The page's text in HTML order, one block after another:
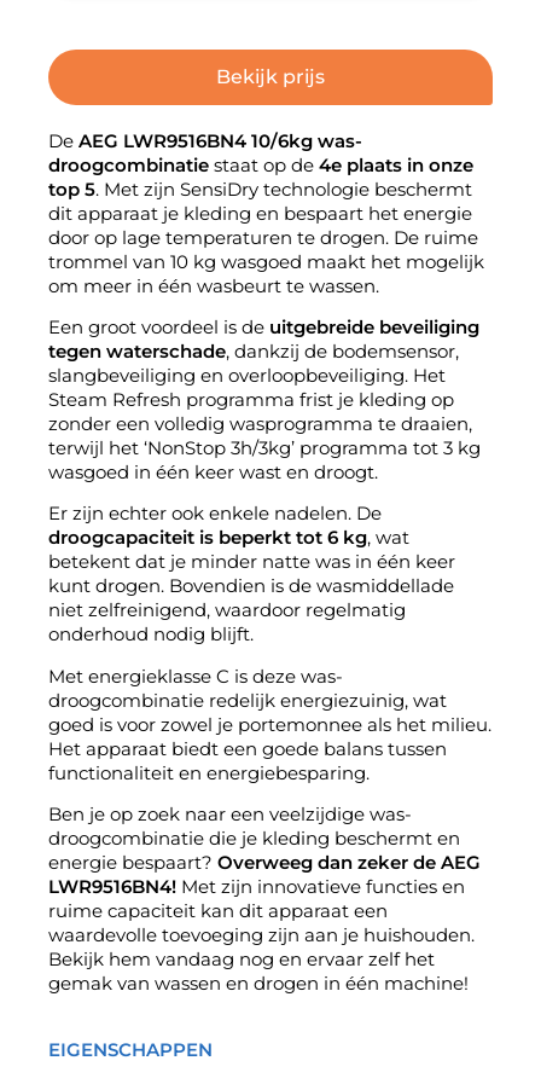
Bekijk prijs
De AEG LWR9516BN4 10/6kg was-
droogcombinatie staat op de 4e plaats in onze
top 5. Met zijn SensiDry technologie beschermt
dit apparaat je kleding en bespaart het energie
door op lage temperaturen te drogen. De ruime
trommel van 10 kg wasgoed maakt het mogelijk
om meer in één wasbeurt te wassen.
Een groot voordeel is de uitgebreide beveiliging
tegen waterschade, dankzij de bodemsensor,
slangbeveiliging en overloopbeveiliging. Het
Steam Refresh programma frist je kleding op
zonder een volledig wasprogramma te draaien,
terwijl het ‘NonStop 3h/3kg’ programma tot 3 kg
wasgoed in één keer wast en droogt.
Er zijn echter ook enkele nadelen. De
droogcapaciteit is beperkt tot 6 kg, wat
betekent dat je minder natte was in één keer
kunt drogen. Bovendien is de wasmiddellade
niet zelfreinigend, waardoor regelmatig
onderhoud nodig blijft.
Met energieklasse C is deze was-
droogcombinatie redelijk energiezuinig, wat
goed is voor zowel je portemonnee als het milieu.
Het apparaat biedt een goede balans tussen
functionaliteit en energiebesparing.
Ben je op zoek naar een veelzijdige was-
droogcombinatie die je kleding beschermt en
energie bespaart? Overweeg dan zeker de AEG
LWR9516BN4! Met zijn innovatieve functies en
ruime capaciteit kan dit apparaat een
waardevolle toevoeging zijn aan je huishouden.
Bekijk hem vandaag nog en ervaar zelf het
gemak van wassen en drogen in één machine!
EIGENSCHAPPEN